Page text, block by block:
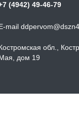
(4942) 49-46-79
mail
обл.,
дом 19